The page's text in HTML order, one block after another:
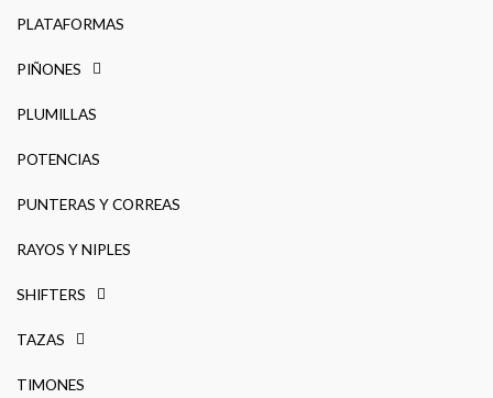
PLATAFORMAS
PIÑONES
PLUMILLAS
POTENCIAS
PUNTERAS Y CORREAS
RAYOS Y NIPLES
SHIFTERS
TAZAS
TIMONES